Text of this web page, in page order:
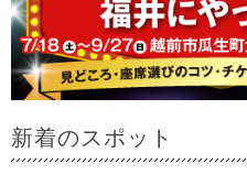
新着のスポット